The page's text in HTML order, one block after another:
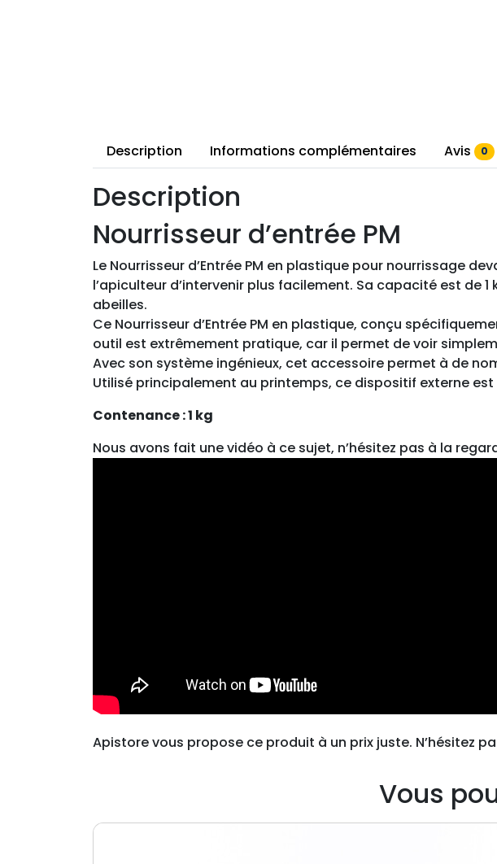
Description Informations complémentaires Avis 0
Description
Nourrisseur d’entrée PM
Le Nourrisseur d’Entrée PM en plastique pour nourrissage
l’apiculteur d’intervenir plus facilement. Sa capacité est de
abeilles.
Ce Nourrisseur d’Entrée PM en plastique, conçu
outil est extrêmement pratique, car il permet de voir
Avec son système ingénieux, cet accessoire permet à de
Utilisé principalement au printemps, ce dispositif externe
Contenance : 1 kg
Nous avons fait une vidéo à ce sujet, n’hésitez pas à la
Apistore vous propose ce produit à un prix juste. N’hésitez
Vous